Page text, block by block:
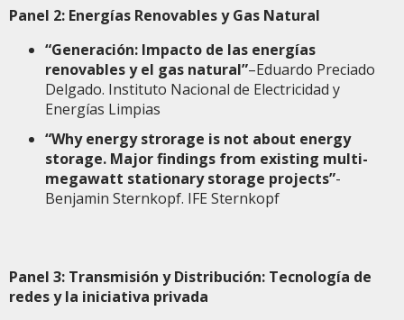
Panel 2: Energías Renovables y Gas Natural
“Generación: Impacto de las energías
renovables y el gas natural”–Eduardo Preciado
Delgado. Instituto Nacional de Electricidad y
Energías Limpias
“Why energy strorage is not about energy
storage. Major findings from existing multi-
megawatt stationary storage projects”-
Benjamin Sternkopf. IFE Sternkopf
Panel 3: Transmisión y Distribución: Tecnología de
redes y la iniciativa privada